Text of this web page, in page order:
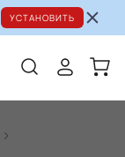
УСТАНОВИТЬ